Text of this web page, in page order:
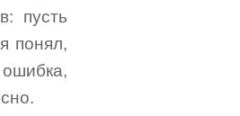
пусть
понял,